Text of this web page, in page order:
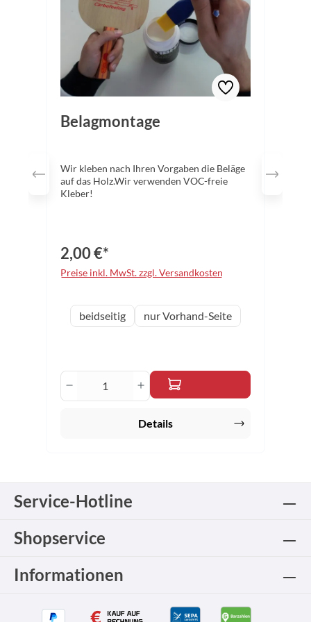
Belagmontage
Wir kleben nach Ihren Vorgaben die Beläge
auf das Holz.Wir verwenden VOC-freie
Kleber!
2,00 €*
Preise inkl. MwSt. zzgl. Versandkosten
Varianteauswählen
beidseitig nur Vorhand-Seite
Produkt Anzahl: Gib den
Details
Service-Hotline
Shopservice
Informationen